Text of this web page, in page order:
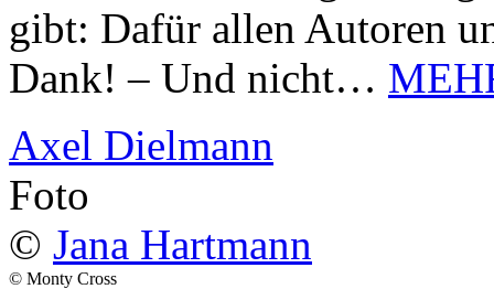
gibt: Dafür allen Autoren
Dank! – Und nicht…
Axel Dielmann
Foto
© Jana Hartmann
© Monty Cross